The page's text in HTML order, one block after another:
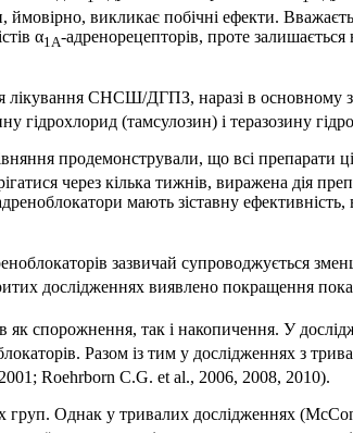
ймовірно, викликає побічні ефекти.
α1A-адренорецепторів, проте
лікування СНСШ/ДГПЗ, наразі в основному
гідрохлорид (тамсулозин) і теразозину
продемонстрували, що всі препарати
через кілька тижнів, виражена дія
мають зіставну
зазвичай супроводжується
дослідженнях виявлено покращення
спорожнення, так і накопичення. У
Разом із тим у дослідженнях з
Roehrborn C.G. et al., 2006, 2008, 2010).
груп. Однак у тривалих дослідженнях